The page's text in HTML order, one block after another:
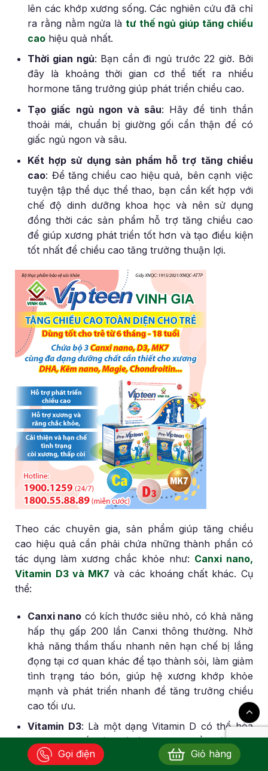
lên các khớp xương sống. Các nghiên cứu đã chỉ
ra rằng nằm ngửa là tư thế ngủ giúp tăng chiều
cao hiệu quả nhất.
Thời gian ngủ: Bạn cần đi ngủ trước 22 giờ. Bởi
đây là khoảng thời gian cơ thể tiết ra nhiều
hormone tăng trưởng giúp phát triển chiều cao.
Tạo giấc ngủ ngon và sâu: Hãy để tinh thần
thoải mái, chuẩn bị giường gối cẩn thận để có
giấc ngủ ngon và sâu.
Kết hợp sử dụng sản phẩm hỗ trợ tăng chiều
cao: Để tăng chiều cao hiệu quả, bên cạnh việc
tuyện tập thể dục thể thao, bạn cần kết hợp với
chế độ dinh dưỡng khoa học và nên sử dụng
đồng thời các sản phẩm hỗ trợ tăng chiều cao
để giúp xương phát triển tốt hơn và tạo điều kiện
tốt nhất để chiều cao tăng trưởng thuận lợi.
Theo các chuyên gia, sản phẩm giúp tăng chiều
cao hiệu quả cần phải chứa những thành phần có
tác dụng làm xương chắc khỏe như: Canxi nano,
Vitamin D3 và MK7 và các khoáng chất khác. Cụ
thể:
Canxi nano có kích thước siêu nhỏ, có khả năng
hấp thụ gấp 200 lần Canxi thông thường. Nhờ
khả năng thẩm thấu nhanh nên hạn chế bị lắng
đọng tại cơ quan khác để tạo thành sỏi, làm giảm
tình trạng táo bón, giúp hệ xương khớp khỏe
mạnh và phát triển nhanh để tăng trưởng chiều
cao tối ưu.
Vitamin D3: Là một dạng Vitamin D có thể hòa
tan trong chất béo, có tác dụng chuyển hóa toàn
bộ Canxi vào xương, giúp xương chắc khỏe.
Gọi điện Giỏ hàng